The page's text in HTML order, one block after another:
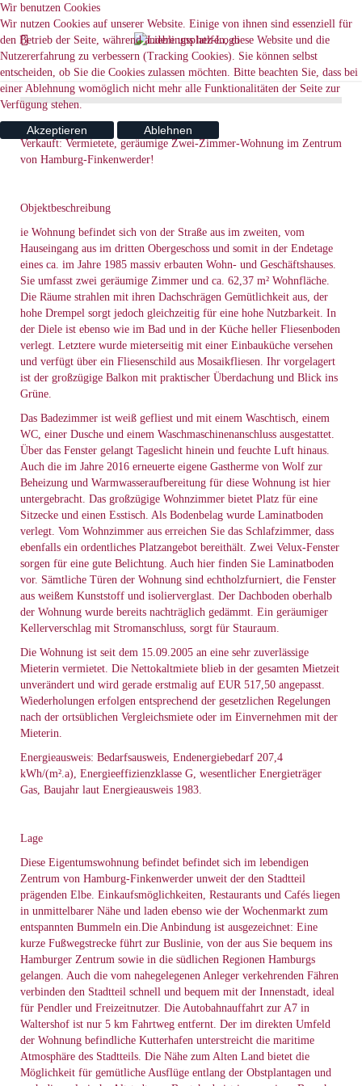
Verkauft: Vermietete, geräumige Zwei-Zimmer-Wohnung im Zentrum
von Hamburg-Finkenwerder!
Objektbeschreibung
ie Wohnung befindet sich von der Straße aus im zweiten, vom
Hauseingang aus im dritten Obergeschoss und somit in der Endetage
eines ca. im Jahre 1985 massiv erbauten Wohn- und Geschäftshauses.
Sie umfasst zwei geräumige Zimmer und ca. 62,37 m² Wohnfläche.
Die Räume strahlen mit ihren Dachschrägen Gemütlichkeit aus, der
hohe Drempel sorgt jedoch gleichzeitig für eine hohe Nutzbarkeit. In
der Diele ist ebenso wie im Bad und in der Küche heller Fliesenboden
verlegt. Letztere wurde mieterseitig mit einer Einbauküche versehen
und verfügt über ein Fliesenschild aus Mosaikfliesen. Ihr vorgelagert
ist der großzügige Balkon mit praktischer Überdachung und Blick ins
Grüne.
Das Badezimmer ist weiß gefliest und mit einem Waschtisch, einem
WC, einer Dusche und einem Waschmaschinenanschluss ausgestattet.
Über das Fenster gelangt Tageslicht hinein und feuchte Luft hinaus.
Auch die im Jahre 2016 erneuerte eigene Gastherme von Wolf zur
Beheizung und Warmwasseraufbereitung für diese Wohnung ist hier
untergebracht. Das großzügige Wohnzimmer bietet Platz für eine
Sitzecke und einen Esstisch. Als Bodenbelag wurde Laminatboden
verlegt. Vom Wohnzimmer aus erreichen Sie das Schlafzimmer, dass
ebenfalls ein ordentliches Platzangebot bereithält. Zwei Velux-Fenster
sorgen für eine gute Belichtung. Auch hier finden Sie Laminatboden
vor. Sämtliche Türen der Wohnung sind echtholzfurniert, die Fenster
aus weißem Kunststoff und isolierverglast. Der Dachboden oberhalb
der Wohnung wurde bereits nachträglich gedämmt. Ein geräumiger
Kellerverschlag mit Stromanschluss, sorgt für Stauraum.
Die Wohnung ist seit dem 15.09.2005 an eine sehr zuverlässige
Mieterin vermietet. Die Nettokaltmiete blieb in der gesamten Mietzeit
unverändert und wird gerade erstmalig auf EUR 517,50 angepasst.
Wiederholungen erfolgen entsprechend der gesetzlichen Regelungen
nach der ortsüblichen Vergleichsmiete oder im Einvernehmen mit der
Mieterin.
Energieausweis: Bedarfsausweis, Endenergiebedarf 207,4
kWh/(m².a), Energieeffizienzklasse G, wesentlicher Energieträger
Gas, Baujahr laut Energieausweis 1983.
Lage
Diese Eigentumswohnung befindet befindet sich im lebendigen
Zentrum von Hamburg-Finkenwerder unweit der den Stadtteil
prägenden Elbe. Einkaufsmöglichkeiten, Restaurants und Cafés liegen
in unmittelbarer Nähe und laden ebenso wie der Wochenmarkt zum
entspannten Bummeln ein.Die Anbindung ist ausgezeichnet: Eine
kurze Fußwegstrecke führt zur Buslinie, von der aus Sie bequem ins
Hamburger Zentrum sowie in die südlichen Regionen Hamburgs
gelangen. Auch die vom nahegelegenen Anleger verkehrenden Fähren
verbinden den Stadtteil schnell und bequem mit der Innenstadt, ideal
für Pendler und Freizeitnutzer. Die Autobahnauffahrt zur A7 in
Waltershof ist nur 5 km Fahrtweg entfernt. Der im direkten Umfeld
der Wohnung befindliche Kutterhafen unterstreicht die maritime
Atmosphäre des Stadtteils. Die Nähe zum Alten Land bietet die
Möglichkeit für gemütliche Ausflüge entlang der Obstplantagen und
Wir benutzen Cookies
Wir nutzen Cookies auf unserer Website. Einige von ihnen sind essenziell für
den Betrieb der Seite, während andere uns helfen, diese Website und die
Nutzererfahrung zu verbessern (Tracking Cookies). Sie können selbst
entscheiden, ob Sie die Cookies zulassen möchten. Bitte beachten Sie, dass bei
einer Ablehnung womöglich nicht mehr alle Funktionalitäten der Seite zur
Verfügung stehen.
Akzeptieren Ablehnen